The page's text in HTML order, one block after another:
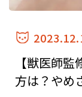
【獣医師
方は？やめ